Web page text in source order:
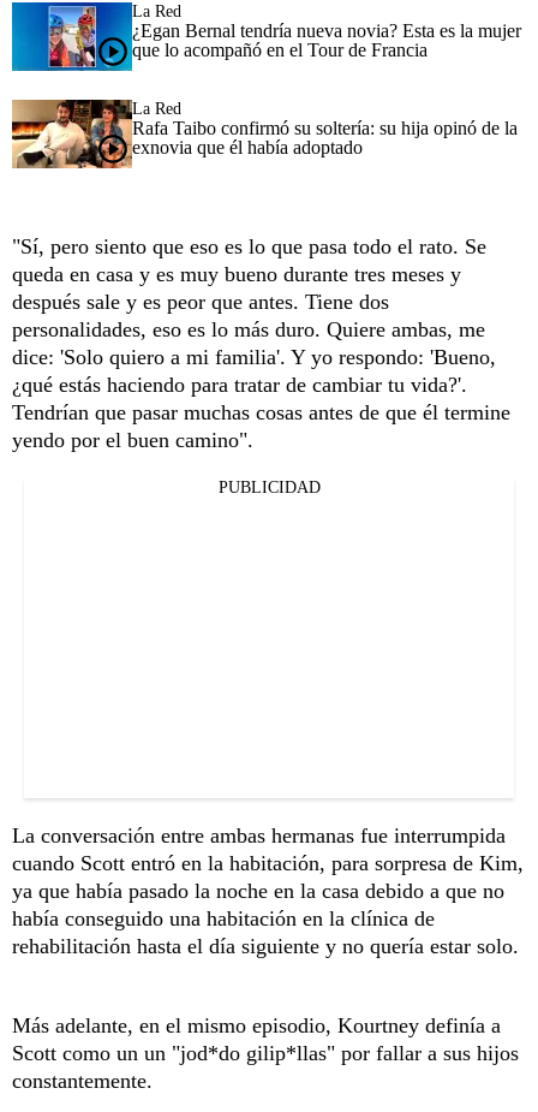
La Red
¿Egan Bernal tendría nueva novia? Esta es la mujer
que lo acompañó en el Tour de Francia
La Red
Rafa Taibo confirmó su soltería: su hija opinó de la
exnovia que él había adoptado
"Sí, pero siento que eso es lo que pasa todo el rato. Se
queda en casa y es muy bueno durante tres meses y
después sale y es peor que antes. Tiene dos
personalidades, eso es lo más duro. Quiere ambas, me
dice: 'Solo quiero a mi familia'. Y yo respondo: 'Bueno,
¿qué estás haciendo para tratar de cambiar tu vida?'.
Tendrían que pasar muchas cosas antes de que él termine
yendo por el buen camino".
PUBLICIDAD
La conversación entre ambas hermanas fue interrumpida
cuando Scott entró en la habitación, para sorpresa de Kim,
ya que había pasado la noche en la casa debido a que no
había conseguido una habitación en la clínica de
rehabilitación hasta el día siguiente y no quería estar solo.
Más adelante, en el mismo episodio, Kourtney definía a
Scott como un un "jod*do gilip*llas" por fallar a sus hijos
constantemente.